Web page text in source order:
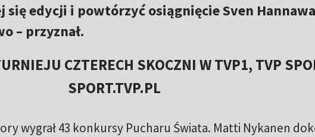
się edycji i powtórzyć osiągnięcie Sven
– przyznał.
CZTERECH SKOCZNI W TVP1, TVP
SPORT.TVP.PL
wygrał 43 konkursy Pucharu Świata. Matti Nykanen